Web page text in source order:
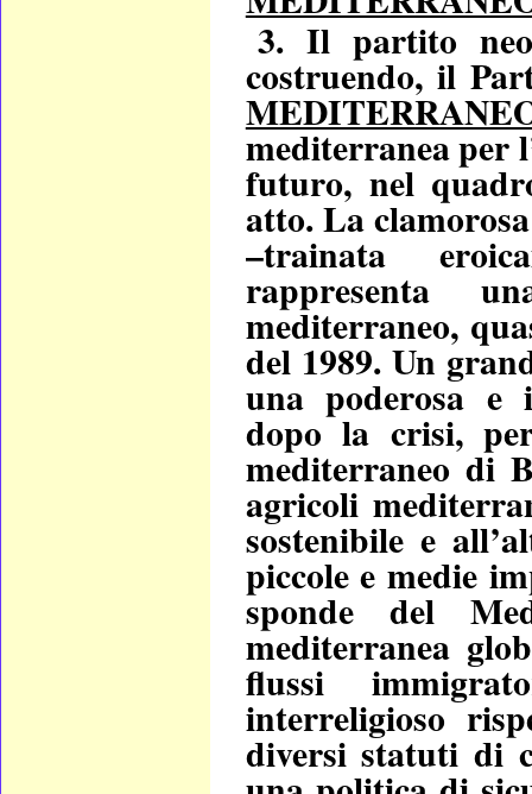
3. Il partito
costruendo, il
mediterranea per
futuro, nel
atto. La
–trainata
rappresenta
mediterraneo,
del 1989. Un
una poderosa e
dopo la crisi,
mediterraneo di
agricoli
sostenibile e
piccole e medie
sponde del
mediterranea
flussi
interreligioso
diversi statuti di